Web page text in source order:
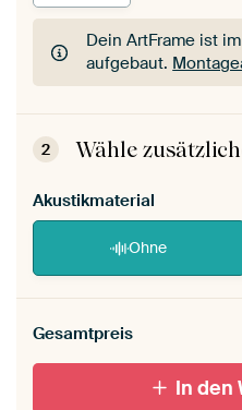
Dein ArtFrame ist
aufgebaut.
Dein ArtFrame ist
aufgebaut.
2 Wähle
Akustikmaterial
Ohne
Gesamtpreis
In den